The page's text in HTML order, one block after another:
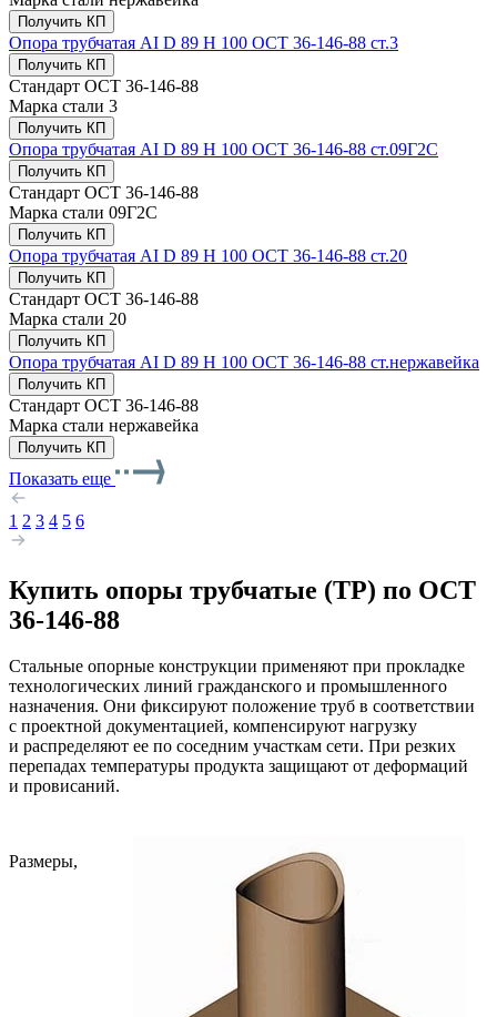
Получить КП
Опора трубчатая AI D 89 H 100 ОСТ 36-146-88 ст.3
Получить КП
Стандарт ОСТ 36-146-88
Марка стали 3
Получить КП
Опора трубчатая AI D 89 H 100 ОСТ 36-146-88 ст.09Г2С
Получить КП
Стандарт ОСТ 36-146-88
Марка стали 09Г2С
Получить КП
Опора трубчатая AI D 89 H 100 ОСТ 36-146-88 ст.20
Получить КП
Стандарт ОСТ 36-146-88
Марка стали 20
Получить КП
Опора трубчатая AI D 89 H 100 ОСТ 36-146-88 ст.нержавейка
Получить КП
Стандарт ОСТ 36-146-88
Марка стали нержавейка
Получить КП
Показать еще
1 2 3 4 5 6
Купить опоры трубчатые (ТР) по ОСТ
36-146-88
Стальные опорные конструкции применяют при прокладке
технологических линий гражданского и промышленного
назначения. Они фиксируют положение труб в соответствии
с проектной документацией, компенсируют нагрузку
и распределяют ее по соседним участкам сети. При резких
перепадах температуры продукта защищают от деформаций
и провисаний.
Размеры,